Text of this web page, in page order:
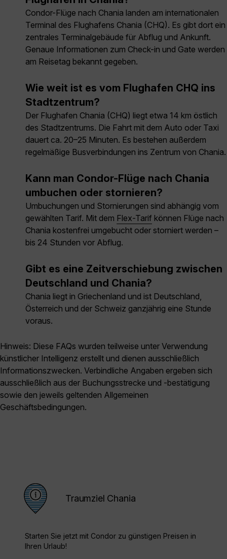
Condor-Flüge nach Chania landen am internationalen
Terminal des Flughafens Chania (CHQ). Es gibt dort ein
zentrales Terminalgebäude für Abflug und Ankunft.
Genaue Informationen zum Check-in und Gate werden
am Reisetag bekannt gegeben.
Wie weit ist es vom Flughafen CHQ ins
Stadtzentrum?
Der Flughafen Chania (CHQ) liegt etwa 14 km östlich
des Stadtzentrums. Die Fahrt mit dem Auto oder Taxi
dauert ca. 20–25 Minuten. Es bestehen außerdem
regelmäßige Busverbindungen ins Zentrum von Chania.
Kann man Condor-Flüge nach Chania
umbuchen oder stornieren?
Umbuchungen und Stornierungen sind abhängig vom
gewählten Tarif. Mit dem Flex-Tarif können Flüge nach
Chania kostenfrei umgebucht oder storniert werden –
bis 24 Stunden vor Abflug.
Gibt es eine Zeitverschiebung zwischen
Deutschland und Chania?
Chania liegt in Griechenland und ist Deutschland,
Österreich und der Schweiz ganzjährig eine Stunde
voraus.
Hinweis: Diese FAQs wurden teilweise unter Verwendung
künstlicher Intelligenz erstellt und dienen ausschließlich
Informationszwecken. Verbindliche Angaben ergeben sich
ausschließlich aus der Buchungsstrecke und -bestätigung
sowie den jeweils geltenden Allgemeinen
Geschäftsbedingungen.
Traumziel Chania
Starten Sie jetzt mit Condor zu günstigen Preisen in
Ihren Urlaub!